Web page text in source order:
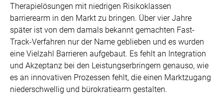
Therapielösungen mit niedrigen Risikoklassen
barrierearm in den Markt zu bringen. Über vier Jahre
später ist von dem damals bekannt gemachten Fast-
Track-Verfahren nur der Name geblieben und es wurden
eine Vielzahl Barrieren aufgebaut. Es fehlt an Integration
und Akzeptanz bei den Leistungserbringern genauso, wie
es an innovativen Prozessen fehlt, die einen Marktzugang
niederschwellig und bürokratiearm gestalten.